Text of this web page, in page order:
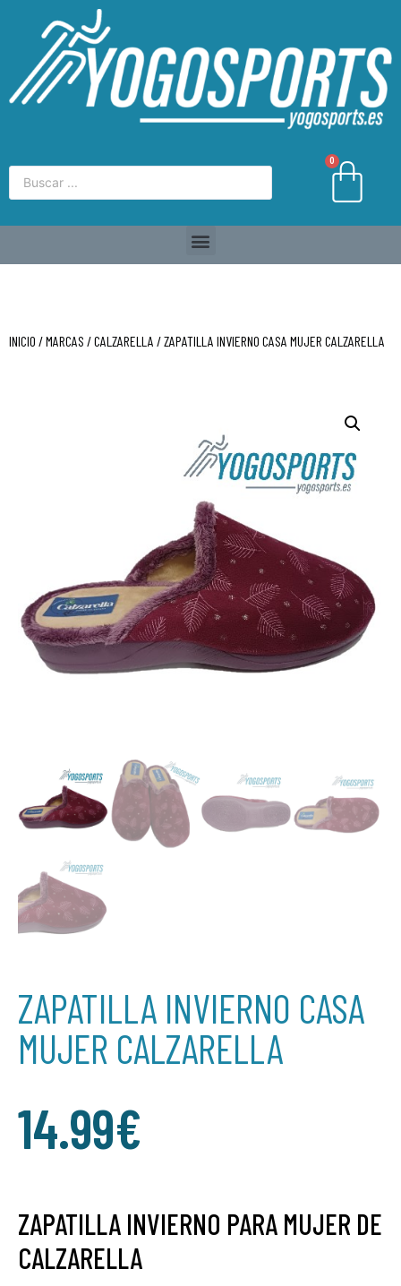
0
INICIO /MARCAS /CALZARELLA / ZAPATILLA INVIERNO CASA MUJER CALZARELLA
ZAPATILLA INVIERNO CASA
MUJER CALZARELLA
14.99€
ZAPATILLA INVIERNO PARA MUJER DE
CALZARELLA